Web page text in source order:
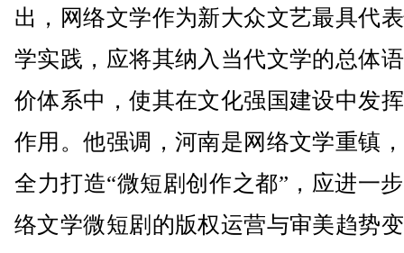
出，网络文学作为新大众文艺最具代
学实践，应将其纳入当代文学的总体
价体系中，使其在文化强国建设中发
作用。他强调，河南是网络文学重镇
全力打造“微短剧创作之都”，应进一
络文学微短剧的版权运营与审美趋势